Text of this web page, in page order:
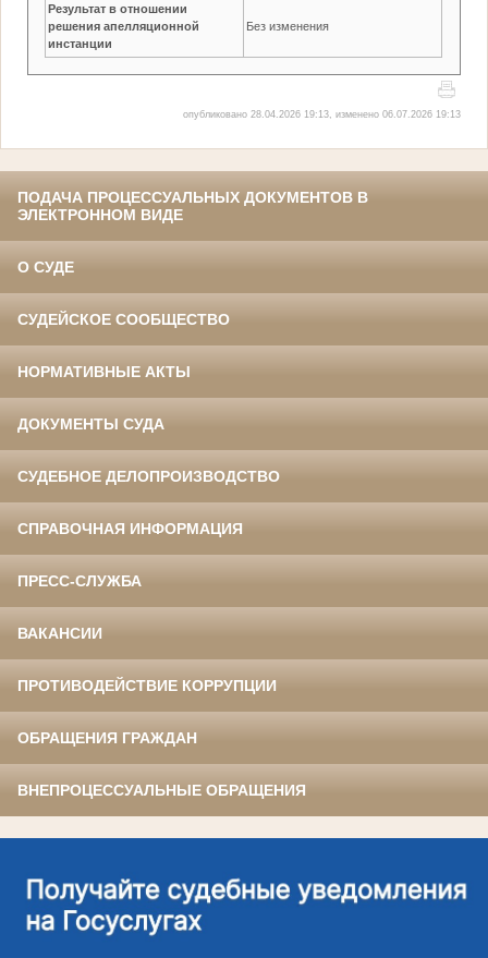
Результат в отношении
решения апелляционной
инстанции
Без изменения
опубликовано 28.04.2026 19:13, изменено 06.07.2026 19:13
ПОДАЧА ПРОЦЕССУАЛЬНЫХ ДОКУМЕНТОВ В
ЭЛЕКТРОННОМ ВИДЕ
О СУДЕ
СУДЕЙСКОЕ СООБЩЕСТВО
НОРМАТИВНЫЕ АКТЫ
ДОКУМЕНТЫ СУДА
СУДЕБНОЕ ДЕЛОПРОИЗВОДСТВО
СПРАВОЧНАЯ ИНФОРМАЦИЯ
ПРЕСС-СЛУЖБА
ВАКАНСИИ
ПРОТИВОДЕЙСТВИЕ КОРРУПЦИИ
ОБРАЩЕНИЯ ГРАЖДАН
ВНЕПРОЦЕССУАЛЬНЫЕ ОБРАЩЕНИЯ